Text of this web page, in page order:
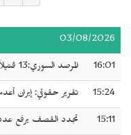
03/08/2026
16:01 المرصد السوري:13 قتيلاً خلال 48 ساعة في مناطق سورية متفرقة
15:24 تقرير حقوقي: إيران أعدمت 67 شخصاً خلال شهر بينهم
15:11 تجدد القصف يرفع عدد